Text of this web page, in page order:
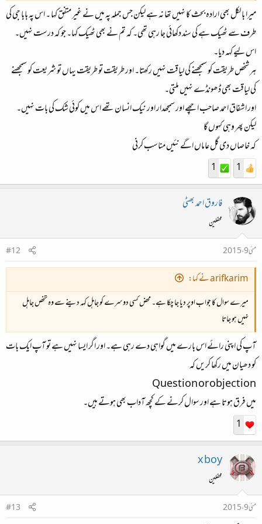
میرا با لکل بھی ارادہ بحث کا نہیں تھا نہ ہے لیکن جس جملہ پہ میں نے غیر متفق کہا ۔ اس پہ بابا جی کی
طرف سے ٹھیک ہے کی سند دکھائی جا رہی تھی۔ کہ تم نے بھی ٹھیک کہا۔ جو کہ درست نہیں۔
اس لیے کہہ دیا۔
ہر شخص طریقت کو سمجھنے کی لیاقت نہیں رکھتا۔ اور طریقت تو طریقت یہاں تو شریعت کو سمجھنے
کی لیاقت بھی ڈھونڈے نہیں ملتی۔
اور اشفاق احمد صاحب اچھے اور سمجھدار اور نیک انسان تھے اس میں کوئی شک کی بات نہیں۔
لیکن پھر وہی کہوں گا
کہ خاصاں دی گل عاماں اگے نئیں مناسب کرنی
1
1
فاروق احمد بھٹی
محفلین
مئی 9، 2015
#12
arifkarim نے کہا:
میرے سوال کا جواب اوپر دیا جا چکا ہے۔ محض کسی دوسرے کو جاہل کہہ دینے سے وہ شخص جاہل
نہیں ہو جاتا
آپ کی اپنی رائے اس بارے میں گواہی دے رہی ہے۔ اور اگر ایسا نہیں ہے تو آپ ایک بات
کو دھیان میں رکھا کریں کہ
Question or objection
میں فرق ہوتا ہے اور سوال کرنے کے کچھ آداب بھی ہوتے ہیں۔
1
x boy
محفلین
مئی 9، 2015
#13